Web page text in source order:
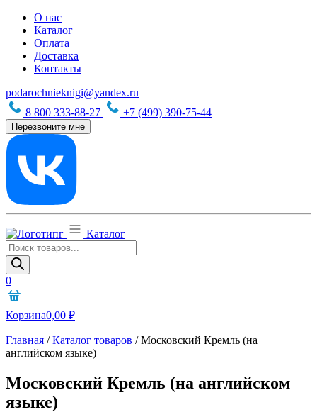
О нас
Каталог
Оплата
Доставка
Контакты
podarochnieknigi@yandex.ru
8 800 333-88-27
+7 (499) 390-75-44
Перезвоните мне
Каталог
Поиск
товаров
0
Корзина0,00 ₽
Главная /Каталог товаров /Московский Кремль (на
английском языке)
Московский Кремль (на английском
языке)